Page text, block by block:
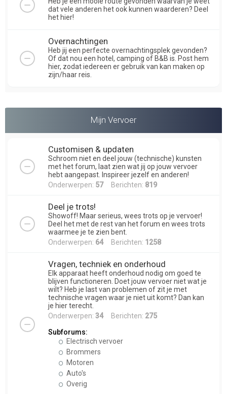
dat vele anderen het ook kunnen waarderen? Deel
het hier!
Overnachtingen
Heb jij een perfecte overnachtingsplek gevonden?
Of dat nou een hotel, camping of B&B is. Post hem
hier, zodat iedereen er gebruik van kan maken op
zijn/haar reis.
Mijn Vervoer
Customisen & updaten
Schroom niet en deel jouw (technische) kunsten
met het forum, laat zien wat jij op jouw vervoer
hebt aangepast. Inspireer jezelf en anderen!
Onderwerpen: 57Berichten: 819
Deel je trots!
Showoff! Maar serieus, wees trots op je vervoer!
Deel het met de rest van het forum en wees trots
waarmee je te zien bent.
Onderwerpen: 64Berichten: 1258
Vragen, techniek en onderhoud
Elk apparaat heeft onderhoud nodig om goed te
blijven functioneren. Doet jouw vervoer niet wat je
wilt? Heb je last van problemen of zit je met
technische vragen waar je niet uit komt? Dan kan
je hier terecht.
Onderwerpen: 34Berichten: 275
Subforums:
Electrisch vervoer
Brommers
Motoren
Auto's
Overig